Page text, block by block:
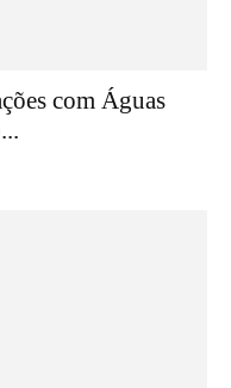
com Águas